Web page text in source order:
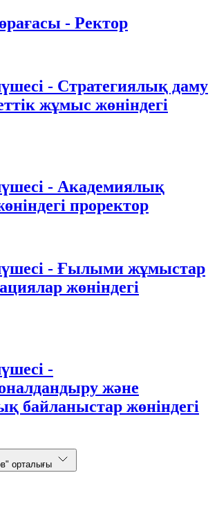
- Ректор
- Стратегиялық даму
жұмыс жөніндегі
- Академиялық
проректор
- Ғылыми жұмыстар
жөніндегі
-
және
байланыстар жөніндегі
орталығы